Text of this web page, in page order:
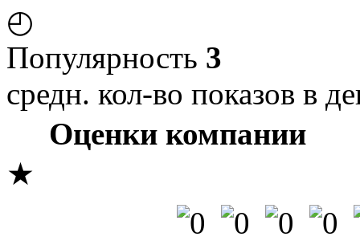
◴
Популярность 3
средн. кол-во показов в
Оценки компании
★